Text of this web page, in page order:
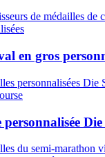
en gros
personnalisée